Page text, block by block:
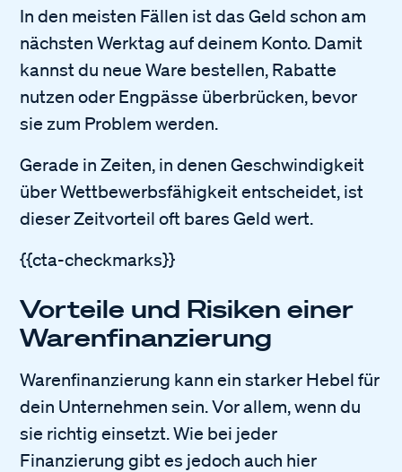
In den meisten Fällen ist das Geld schon am
nächsten Werktag auf deinem Konto. Damit
kannst du neue Ware bestellen, Rabatte
nutzen oder Engpässe überbrücken, bevor
sie zum Problem werden.
Gerade in Zeiten, in denen Geschwindigkeit
über Wettbewerbsfähigkeit entscheidet, ist
dieser Zeitvorteil oft bares Geld wert.
{{cta-checkmarks}}
Vorteile und Risiken einer
Warenfinanzierung
Warenfinanzierung kann ein starker Hebel für
dein Unternehmen sein. Vor allem, wenn du
sie richtig einsetzt. Wie bei jeder
Finanzierung gibt es jedoch auch hier